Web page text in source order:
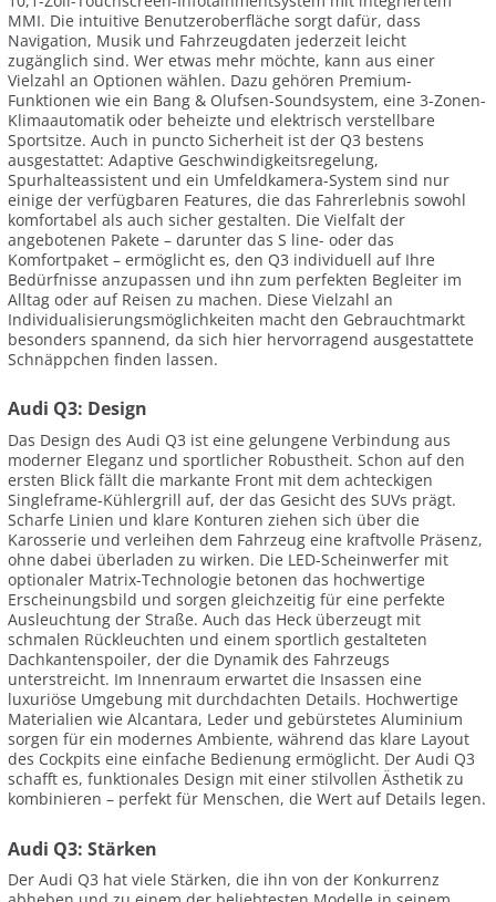
MMI. Die intuitive Benutzeroberfläche sorgt dafür, dass
Navigation, Musik und Fahrzeugdaten jederzeit leicht
zugänglich sind. Wer etwas mehr möchte, kann aus einer
Vielzahl an Optionen wählen. Dazu gehören Premium-
Funktionen wie ein Bang & Olufsen-Soundsystem, eine 3-Zonen-
Klimaautomatik oder beheizte und elektrisch verstellbare
Sportsitze. Auch in puncto Sicherheit ist der Q3 bestens
ausgestattet: Adaptive Geschwindigkeitsregelung,
Spurhalteassistent und ein Umfeldkamera-System sind nur
einige der verfügbaren Features, die das Fahrerlebnis sowohl
komfortabel als auch sicher gestalten. Die Vielfalt der
angebotenen Pakete – darunter das S line- oder das
Komfortpaket – ermöglicht es, den Q3 individuell auf Ihre
Bedürfnisse anzupassen und ihn zum perfekten Begleiter im
Alltag oder auf Reisen zu machen. Diese Vielzahl an
Individualisierungsmöglichkeiten macht den Gebrauchtmarkt
besonders spannend, da sich hier hervorragend ausgestattete
Schnäppchen finden lassen.
Audi Q3: Design
Das Design des Audi Q3 ist eine gelungene Verbindung aus
moderner Eleganz und sportlicher Robustheit. Schon auf den
ersten Blick fällt die markante Front mit dem achteckigen
Singleframe-Kühlergrill auf, der das Gesicht des SUVs prägt.
Scharfe Linien und klare Konturen ziehen sich über die
Karosserie und verleihen dem Fahrzeug eine kraftvolle Präsenz,
ohne dabei überladen zu wirken. Die LED-Scheinwerfer mit
optionaler Matrix-Technologie betonen das hochwertige
Erscheinungsbild und sorgen gleichzeitig für eine perfekte
Ausleuchtung der Straße. Auch das Heck überzeugt mit
schmalen Rückleuchten und einem sportlich gestalteten
Dachkantenspoiler, der die Dynamik des Fahrzeugs
unterstreicht. Im Innenraum erwartet die Insassen eine
luxuriöse Umgebung mit durchdachten Details. Hochwertige
Materialien wie Alcantara, Leder und gebürstetes Aluminium
sorgen für ein modernes Ambiente, während das klare Layout
des Cockpits eine einfache Bedienung ermöglicht. Der Audi Q3
schafft es, funktionales Design mit einer stilvollen Ästhetik zu
kombinieren – perfekt für Menschen, die Wert auf Details legen.
Audi Q3: Stärken
Der Audi Q3 hat viele Stärken, die ihn von der Konkurrenz